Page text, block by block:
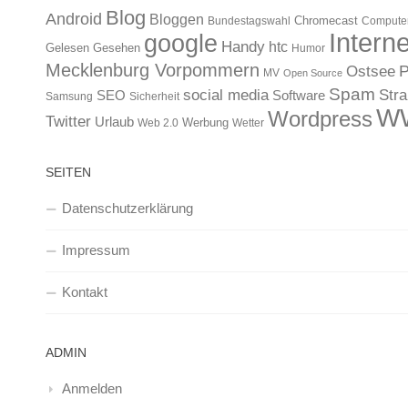
Android Blog Bloggen Bundestagswahl Chromecast
Gelesen Gesehen google Handy htc Humor
Mecklenburg Vorpommern MV Open Source Ostsee
Samsung SEO Sicherheit social media Software Spam
Twitter Urlaub Web 2.0 Werbung Wetter Wordpress
SEITEN
Datenschutzerklärung
Impressum
Kontakt
ADMIN
Anmelden